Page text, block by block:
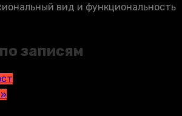
вид и функциональность
записям